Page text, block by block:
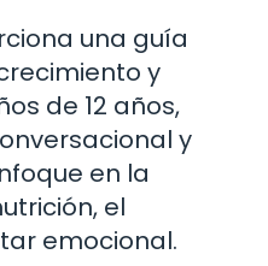
una guía
y
de 12 años,
y
en la
el
emocional.